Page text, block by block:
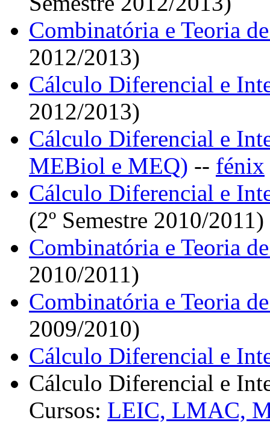
Combinatória e Teoria
2012/2013)
Cálculo Diferencial e
2012/2013)
Cálculo Diferencial e
MEBiol e MEQ) -- fénix
Cálculo Diferencial e
(2º Semestre 2010/2011)
Combinatória e Teoria
2010/2011)
Combinatória e Teoria
2009/2010)
Cálculo Diferencial e
Cálculo Diferencial e
Cursos: LEIC, LMAC,